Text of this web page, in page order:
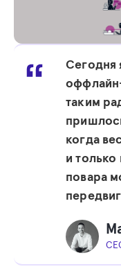
Сегодня
таким
когда
и
повара